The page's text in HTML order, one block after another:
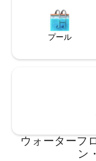
プール
ウォーターフ
ン